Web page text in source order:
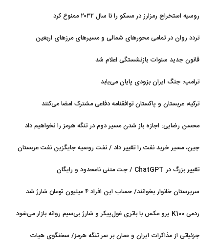
روسیه استخراج رمزارز در مسکو را تا سال ۲۰۳۲ ممنوع کرد
تردد روان در تمامی محورهای شمالی و مسیرهای مرزهای اربعین
قانون جدید سنوات بازنشستگی اعلام شد
ترامپ: جنگ ایران بزودی پایان می‌یابد
ترکیه، عربستان و پاکستان توافقنامه دفاعی مشترک امضا می‌کنند
محسن رضایی: اجازه باز شدن مسیر دوم در تنگه هرمز را نخواهیم داد
چین، مسیر خرید نفت را تغییر داد / نفت روسیه جایگزین نفت عربستان
تغییر بزرگ در ChatGPT / چت متنی نامحدود و رایگان
سرپرستان خانوار بخوانند/ حساب این افراد ۴ میلیون تومان شارژ شد
ردمی K100 پرو مکس با باتری غول‌پیکر و شارژ بی‌سیم روانه بازار می‌شود
جزئیاتی از مذاکرات ایران و عمان بر سر تنگه هرمز/ سخنگوی هیات